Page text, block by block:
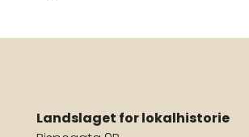
Landslaget for lokalhistorie